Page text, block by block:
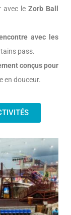
avec le Zorb Ball
avec les
pass.
conçus pour
en douceur.